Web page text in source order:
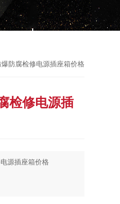
防腐检修电源插座箱价格
检修电源插
源插座箱价格